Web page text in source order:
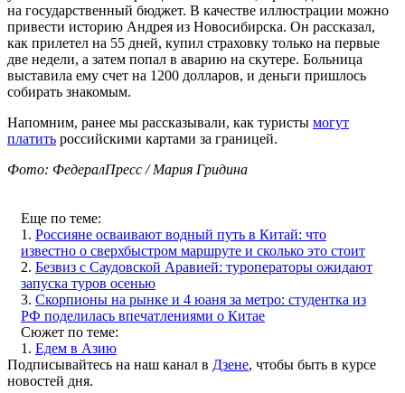
на государственный бюджет. В качестве иллюстрации можно
привести историю Андрея из Новосибирска. Он рассказал,
как прилетел на 55 дней, купил страховку только на первые
две недели, а затем попал в аварию на скутере. Больница
выставила ему счет на 1200 долларов, и деньги пришлось
собирать знакомым.
Напомним, ранее мы рассказывали, как туристы могут
платить российскими картами за границей.
Фото: ФедералПресс / Мария Гридина
Еще по теме:
1. Россияне осваивают водный путь в Китай: что
известно о сверхбыстром маршруте и сколько это стоит
2. Безвиз с Саудовской Аравией: туроператоры ожидают
запуска туров осенью
3. Скорпионы на рынке и 4 юаня за метро: студентка из
РФ поделилась впечатлениями о Китае
Сюжет по теме:
1. Едем в Азию
Подписывайтесь на наш канал в Дзене, чтобы быть в курсе
новостей дня.